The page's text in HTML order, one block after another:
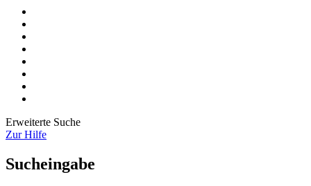
Erweiterte Suche
Zur Hilfe
Sucheingabe